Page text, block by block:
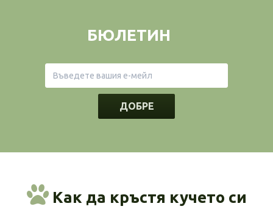
БЮЛЕТИН
ДОБРЕ
Как да кръстя кучето си